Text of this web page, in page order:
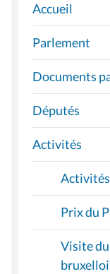
N
A
V
I
G
A
T
I
O
Accueil
Parlement
Documents
Députés
Activités
Prix du
Visite